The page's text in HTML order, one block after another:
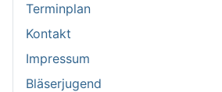
Terminplan
Kontakt
Impressum
Bläserjugend